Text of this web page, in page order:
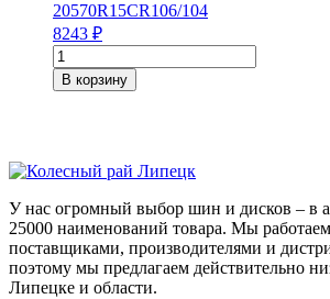
20570R15CR106/104
8243 ₽
Количество
товара
Viatti
524
106/104
R
В корзину
У нас огромный выбор шин и дисков – в
25000 наименований товара. Мы
поставщиками, производителями и
поэтому мы предлагаем действительно
Липецке и области.